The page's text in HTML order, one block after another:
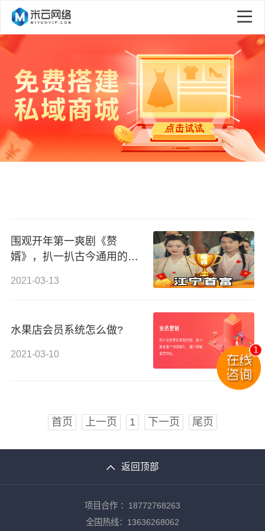
围观开年第一爽剧《赘
婿》，扒一扒古今通用的商
2021-03-13
水果店会员系统怎么做?
2021-03-10
首页 上一页 1 下一页 尾页
返回顶部
项目合作 ：18772768263
全国热线：13636268062